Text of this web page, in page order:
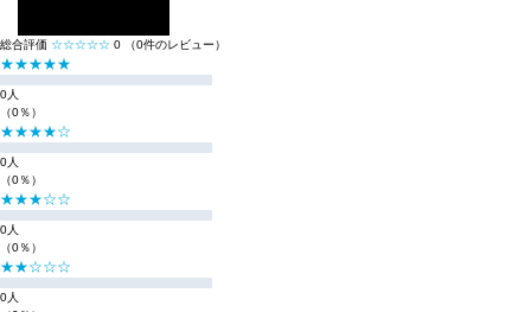
総合評価 ☆☆☆☆☆ 0 （0件のレビュー）
★★★★★
0人
（0％）
★★★★☆
0人
（0％）
★★★☆☆
0人
（0％）
★★☆☆☆
0人